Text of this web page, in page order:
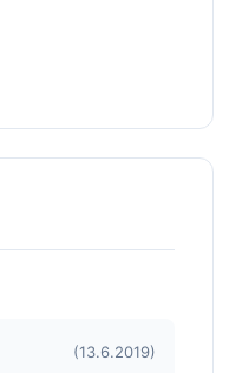
(13.6.2019)